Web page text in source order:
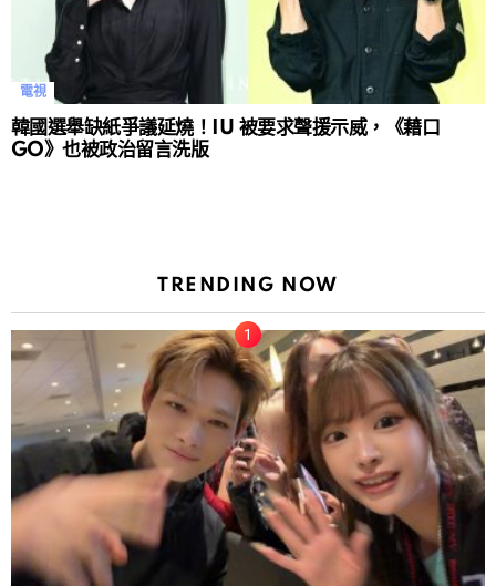
電視
韓國選舉缺紙爭議延燒！IU 被要求聲援示威，《藉口
GO》也被政治留言洗版
TRENDING NOW